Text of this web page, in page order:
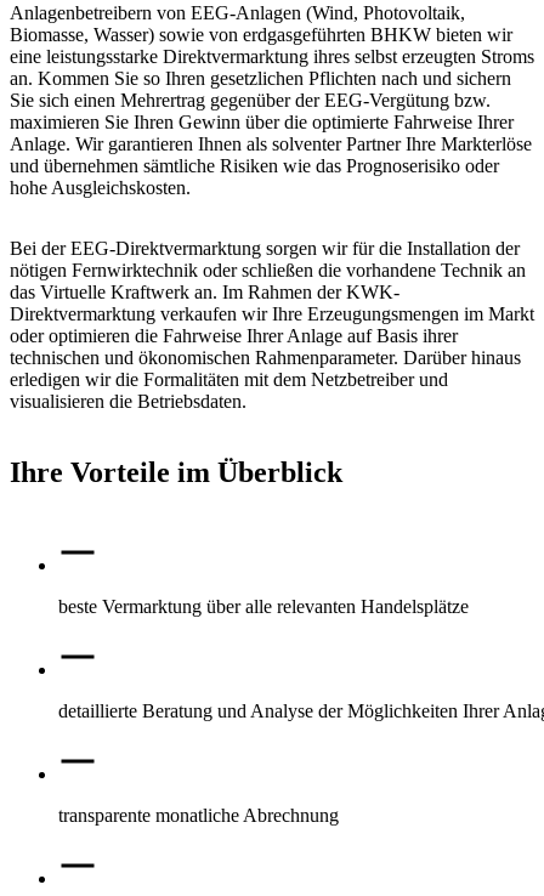
Anlagenbetreibern von EEG-Anlagen (Wind, Photovoltaik,
Biomasse, Wasser) sowie von erdgasgeführten BHKW bieten wir
eine leistungsstarke Direktvermarktung ihres selbst erzeugten Stroms
an. Kommen Sie so Ihren gesetzlichen Pflichten nach und sichern
Sie sich einen Mehrertrag gegenüber der EEG-Vergütung bzw.
maximieren Sie Ihren Gewinn über die optimierte Fahrweise Ihrer
Anlage. Wir garantieren Ihnen als solventer Partner Ihre Markterlöse
und übernehmen sämtliche Risiken wie das Prognoserisiko oder
hohe Ausgleichskosten.
Bei der EEG-Direktvermarktung sorgen wir für die Installation der
nötigen Fernwirktechnik oder schließen die vorhandene Technik an
das Virtuelle Kraftwerk an. Im Rahmen der KWK-
Direktvermarktung verkaufen wir Ihre Erzeugungsmengen im Markt
oder optimieren die Fahrweise Ihrer Anlage auf Basis ihrer
technischen und ökonomischen Rahmenparameter. Darüber hinaus
erledigen wir die Formalitäten mit dem Netzbetreiber und
visualisieren die Betriebsdaten.
Ihre Vorteile im Überblick
beste Vermarktung über alle relevanten Handelsplätze
detaillierte Beratung und Analyse der Möglichkeiten Ihrer
transparente monatliche Abrechnung